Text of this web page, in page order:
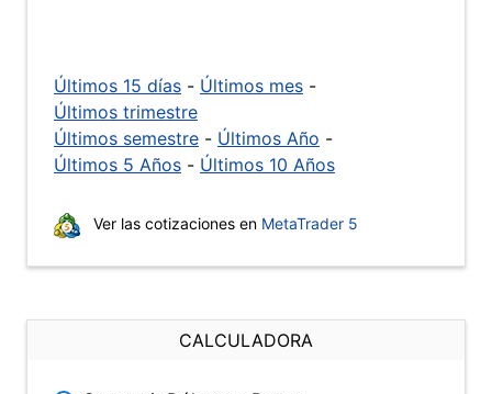
Últimos 15 días - Últimos mes -
Últimos trimestre
Últimos semestre - Últimos Año -
Últimos 5 Años - Últimos 10 Años
Ver las cotizaciones en MetaTrader 5
CALCULADORA